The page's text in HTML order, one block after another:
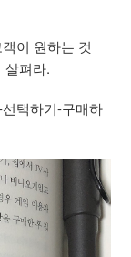
이 원하는 것
살펴라.
택하기-구매하